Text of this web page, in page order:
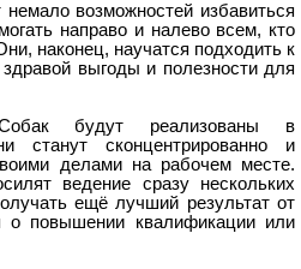
возможностей избавиться
направо и налево всем, кто
наконец, научатся подходить к
выгоды и полезности для
будут реализованы в
станут сконцентрированно и
делами на рабочем месте.
ведение сразу нескольких
ещё лучший результат от
о повышении квалификации или